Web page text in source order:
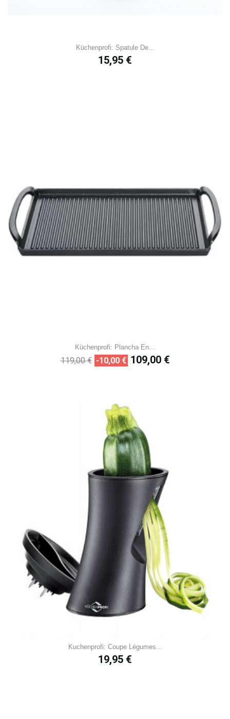
Küchenprofi: Spatule De...
Prix
15,95 €
Küchenprofi: Plancha En...
Prix
119,00 € -10,00 € Prix
109,00 €
Kuchenprofi: Coupe Légumes...
Prix
19,95 €